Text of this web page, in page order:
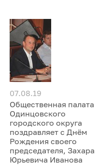
07.08.19
Общественная палата
Одинцовского
городского округа
поздравляет с Днём
Рождения своего
председателя, Захара
Юрьевича Иванова